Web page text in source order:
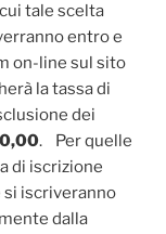
tale scelta
entro e
on-line sul sito
la tassa di
dei
. Per quelle
di iscrizione
iscriveranno
dalla